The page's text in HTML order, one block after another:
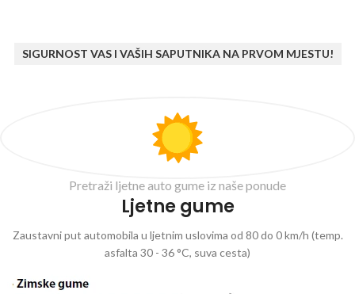
SIGURNOST VAS I VAŠIH SAPUTNIKA NA PRVOM MJESTU!
Pretraži ljetne auto gume iz naše ponude
Ljetne gume
Zaustavni put automobila u ljetnim uslovima od 80 do 0 km/h (temp.
asfalta 30 - 36 °C, suva cesta)